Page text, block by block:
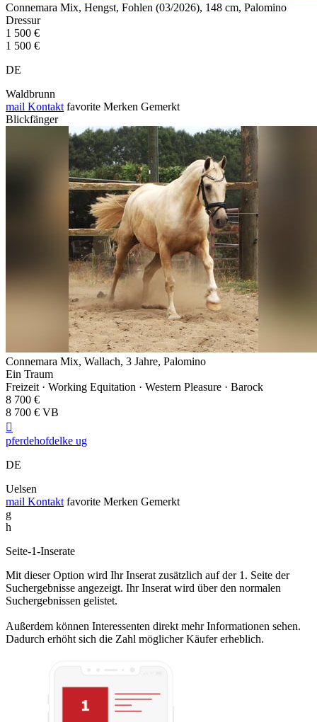
Connemara Mix, Hengst, Fohlen (03/2026), 148 cm, Palomino
Dressur
1 500 €
1 500 €
DE
Waldbrunn
mail Kontakt favorite Merken Gemerkt
Blickfänger
Connemara Mix, Wallach, 3 Jahre, Palomino
Ein Traum
Freizeit · Working Equitation · Western Pleasure · Barock
8 700 €
8 700 € VB

pferdehofdelke ug
DE
Uelsen
mail Kontakt favorite Merken Gemerkt
g
h
Seite-1-Inserate
Mit dieser Option wird Ihr Inserat zusätzlich auf der 1. Seite der
Suchergebnisse angezeigt. Ihr Inserat wird über den normalen
Suchergebnissen gelistet.
Außerdem können Interessenten direkt mehr Informationen sehen.
Dadurch erhöht sich die Zahl möglicher Käufer erheblich.